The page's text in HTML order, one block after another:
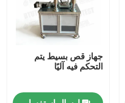
جهاز قص بسيط يتم
التحكم فيه آليًا